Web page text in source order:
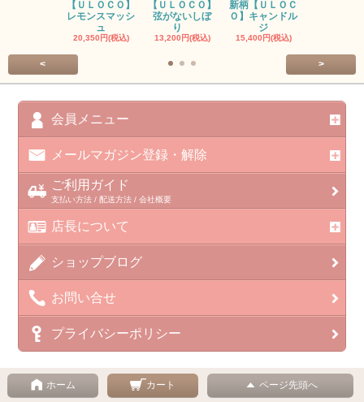
【ＵＬＯＣＯ】
レモンスマッシ
ュ
20,350円(税込)
【ＵＬＯＣＯ】
弦がないしぼ
り
13,200円(税込)
新柄【ＵＬＯＣ
Ｏ】キャンドル
ジ
15,400円(税込)
< >
会員メニュー
メールマガジン登録・解除
ご利用ガイド
支払い方法 / 配送方法 / 会社概要
店長について
ショップブログ
お問い合せ
プライバシーポリシー
ホーム カート ページ先頭へ